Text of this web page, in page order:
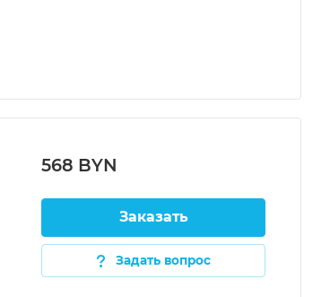
568 BYN
Заказать
Задать вопрос